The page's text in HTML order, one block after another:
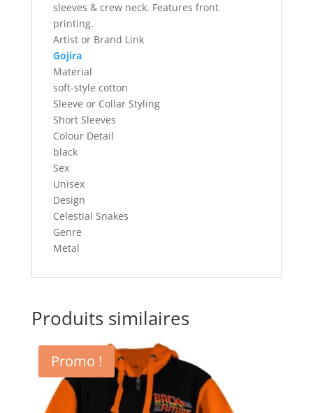
sleeves & crew neck. Features front
printing.
Artist or Brand Link
Gojira
Material
soft-style cotton
Sleeve or Collar Styling
Short Sleeves
Colour Detail
black
Sex
Unisex
Design
Celestial Snakes
Genre
Metal
Produits similaires
Promo !